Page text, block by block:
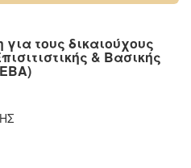
τους δικαιούχους
& Βασικής